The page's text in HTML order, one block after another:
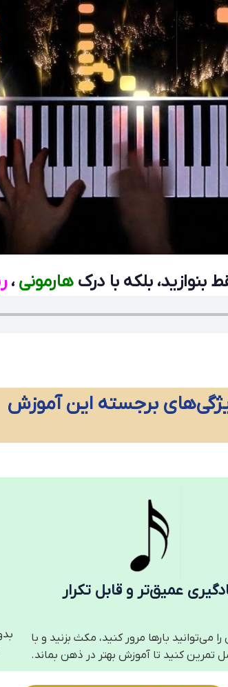
بنوازید، بلکه با درک هارمونی ،
برجسته این آموزش
عمیق‌تر و قابل تکرار
می‌توانید بارها مرور کنید، مکث بزنید و با
تمرین کنید تا آموزش بهتر در ذهن بماند.